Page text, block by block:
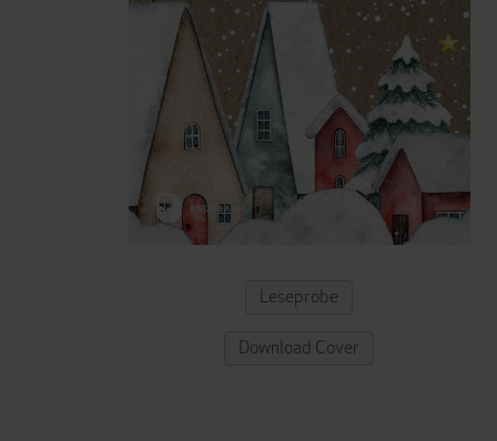
ZUM
ANFANG
BILDERGALERIE
Leseprobe
Download Cover